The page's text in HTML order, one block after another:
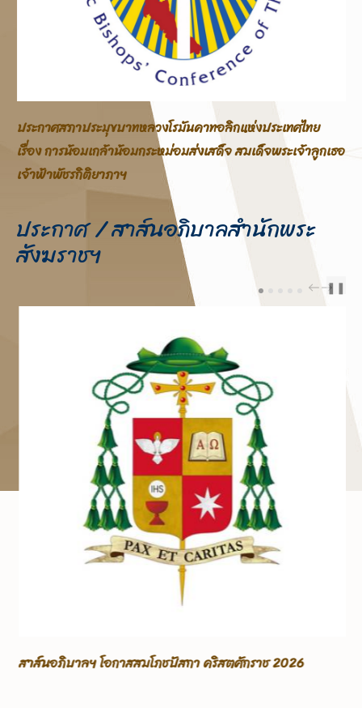
ประกาศสภาประมุขบาทหลวงโรมันคาทอลิกแห่งประเทศไทย
เรื่อง การน้อมเกล้าน้อมกระหม่อมส่งเสด็จ สมเด็จพระเจ้าลูกเธอ
เจ้าฟ้าพัชรกิติยาภาฯ
ประกาศ / สาส์นอภิบาลสำนักพระ
สังฆราชฯ
PREV
NEXT
❚❚
สาส์นอภิบาลฯ โอกาสสมโภชปัสกา คริสตศักราช 2026